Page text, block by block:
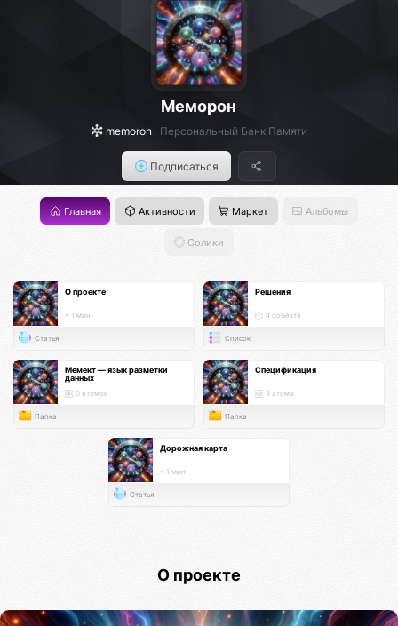
Меморон
memoron Персональный Банк Памяти
Подписаться
Главная Активности Маркет Альбомы
Солики
О проекте
< 1 мин.
Статья
Решения
4 объекта
Список
Мемект — язык разметки
данных
0 атомов
Папка
Спецификация
3 атома
Папка
Дорожная карта
< 1 мин.
Статья
О проекте